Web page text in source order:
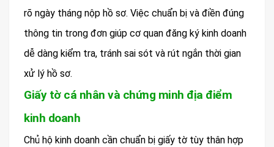
rõ ngày tháng nộp hồ sơ. Việc chuẩn bị và điền đúng
thông tin trong đơn giúp cơ quan đăng ký kinh doanh
dễ dàng kiểm tra, tránh sai sót và rút ngắn thời gian
xử lý hồ sơ.
Giấy tờ cá nhân và chứng minh địa điểm
kinh doanh
Chủ hộ kinh doanh cần chuẩn bị giấy tờ tùy thân hợp